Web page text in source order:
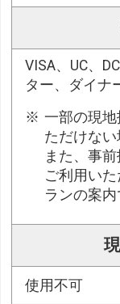
VISA、UC、
ター、ダイナ
一部の現
ただけない
また、事
ご利用い
ランの案内
使用不可